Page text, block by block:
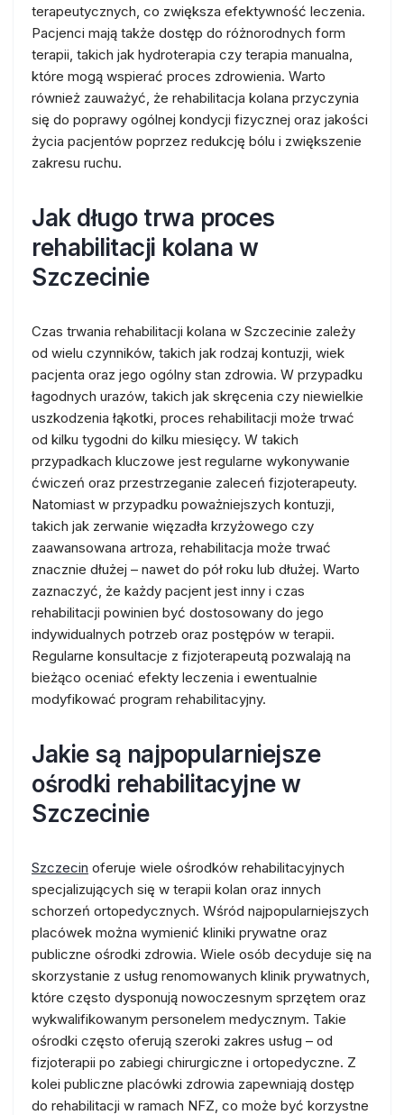
terapeutycznych, co zwiększa efektywność leczenia.
Pacjenci mają także dostęp do różnorodnych form
terapii, takich jak hydroterapia czy terapia manualna,
które mogą wspierać proces zdrowienia. Warto
również zauważyć, że rehabilitacja kolana przyczynia
się do poprawy ogólnej kondycji fizycznej oraz jakości
życia pacjentów poprzez redukcję bólu i zwiększenie
zakresu ruchu.
Jak długo trwa proces
rehabilitacji kolana w
Szczecinie
Czas trwania rehabilitacji kolana w Szczecinie zależy
od wielu czynników, takich jak rodzaj kontuzji, wiek
pacjenta oraz jego ogólny stan zdrowia. W przypadku
łagodnych urazów, takich jak skręcenia czy niewielkie
uszkodzenia łąkotki, proces rehabilitacji może trwać
od kilku tygodni do kilku miesięcy. W takich
przypadkach kluczowe jest regularne wykonywanie
ćwiczeń oraz przestrzeganie zaleceń fizjoterapeuty.
Natomiast w przypadku poważniejszych kontuzji,
takich jak zerwanie więzadła krzyżowego czy
zaawansowana artroza, rehabilitacja może trwać
znacznie dłużej – nawet do pół roku lub dłużej. Warto
zaznaczyć, że każdy pacjent jest inny i czas
rehabilitacji powinien być dostosowany do jego
indywidualnych potrzeb oraz postępów w terapii.
Regularne konsultacje z fizjoterapeutą pozwalają na
bieżąco oceniać efekty leczenia i ewentualnie
modyfikować program rehabilitacyjny.
Jakie są najpopularniejsze
ośrodki rehabilitacyjne w
Szczecinie
Szczecin oferuje wiele ośrodków rehabilitacyjnych
specjalizujących się w terapii kolan oraz innych
schorzeń ortopedycznych. Wśród najpopularniejszych
placówek można wymienić kliniki prywatne oraz
publiczne ośrodki zdrowia. Wiele osób decyduje się na
skorzystanie z usług renomowanych klinik prywatnych,
które często dysponują nowoczesnym sprzętem oraz
wykwalifikowanym personelem medycznym. Takie
ośrodki często oferują szeroki zakres usług – od
fizjoterapii po zabiegi chirurgiczne i ortopedyczne. Z
kolei publiczne placówki zdrowia zapewniają dostęp
do rehabilitacji w ramach NFZ, co może być korzystne